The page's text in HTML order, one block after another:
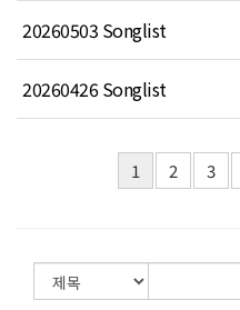
20260503 Songlist
20260426 Songlist
1 2 3